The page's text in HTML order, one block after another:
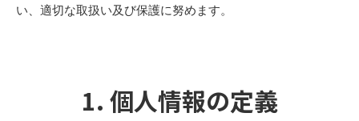
い、適切な取扱い及び保護に努めます。
1. 個人情報の定義